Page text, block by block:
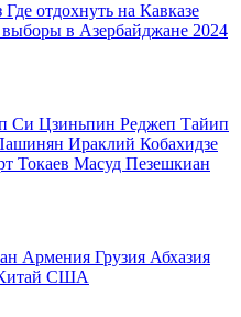
Где отдохнуть на Кавказе
выборы в Азербайджане 2024
Си Цзиньпин Реджеп Тайип
Ираклий Кобахидзе
Токаев Масуд Пезешкиан
Армения Грузия Абхазия
США